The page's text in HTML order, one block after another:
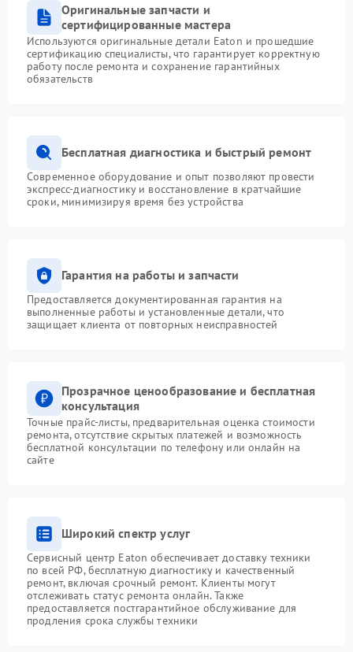
Оригинальные запчасти и
сертифицированные мастера
Используются оригинальные детали Eaton и прошедшие
сертификацию специалисты, что гарантирует корректную
работу после ремонта и сохранение гарантийных
обязательств
Бесплатная диагностика и быстрый ремонт
Современное оборудование и опыт позволяют провести
экспресс-диагностику и восстановление в кратчайшие
сроки, минимизируя время без устройства
Гарантия на работы и запчасти
Предоставляется документированная гарантия на
выполненные работы и установленные детали, что
защищает клиента от повторных неисправностей
Прозрачное ценообразование и бесплатная
консультация
Точные прайс-листы, предварительная оценка стоимости
ремонта, отсутствие скрытых платежей и возможность
бесплатной консультации по телефону или онлайн на
сайте
Широкий спектр услуг
Сервисный центр Eaton обеспечивает доставку техники
по всей РФ, бесплатную диагностику и качественный
ремонт, включая срочный ремонт. Клиенты могут
отслеживать статус ремонта онлайн. Также
предоставляется постгарантийное обслуживание для
продления срока службы техники